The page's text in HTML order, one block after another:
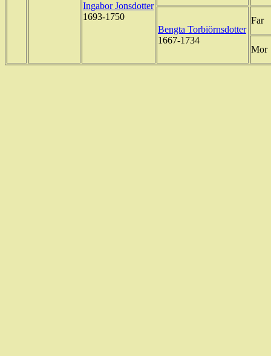
Ingabor Jonsdotter
1693-1750
Bengta Torbiörnsdotter
1667-1734
Far
Mor